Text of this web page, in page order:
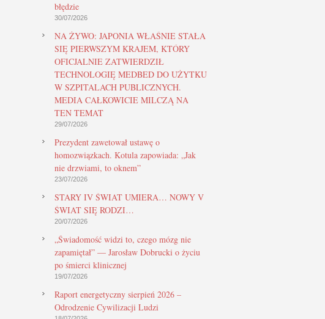
błędzie
30/07/2026
NA ŻYWO: JAPONIA WŁAŚNIE STAŁA
SIĘ PIERWSZYM KRAJEM, KTÓRY
OFICJALNIE ZATWIERDZIŁ
TECHNOLOGIĘ MEDBED DO UŻYTKU
W SZPITALACH PUBLICZNYCH.
MEDIA CAŁKOWICIE MILCZĄ NA
TEN TEMAT
29/07/2026
Prezydent zawetował ustawę o
homozwiązkach. Kotula zapowiada: „Jak
nie drzwiami, to oknem”
23/07/2026
STARY IV ŚWIAT UMIERA… NOWY V
ŚWIAT SIĘ RODZI…
20/07/2026
„Świadomość widzi to, czego mózg nie
zapamiętał” — Jarosław Dobrucki o życiu
po śmierci klinicznej
19/07/2026
Raport energetyczny sierpień 2026 –
Odrodzenie Cywilizacji Ludzi